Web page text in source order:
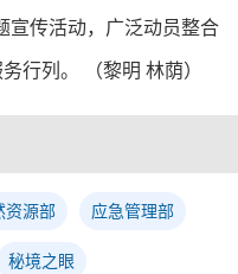
宣传活动，广泛动员整合
行列。 （黎明 林荫）
资源部 应急管理部
秘境之眼